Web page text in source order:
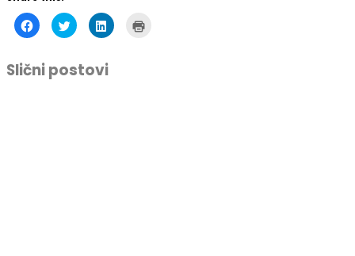
Click
to
share
Facebook
(Opens
in
Click
to
share
(Opens
in
Click
to
Slični postovi